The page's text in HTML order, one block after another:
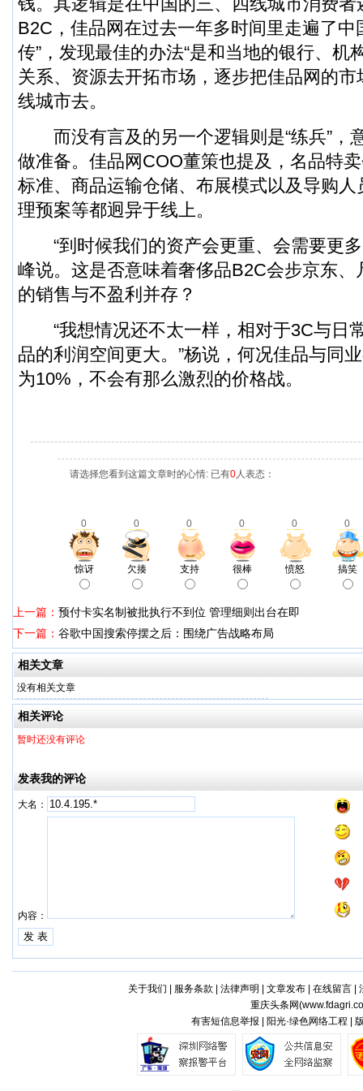
B2C，佳品网在过去一年多时间里走遍了中
传”，发现最佳的办法“是和当地的银行、机
关系、资源去开拓市场，逐步把佳品网的
线城市去。
而没有言及的另一个逻辑则是“练兵”，
做准备。佳品网COO董策也提及，名品特
标准、商品运输仓储、布展模式以及导购
理预案等都迥异于线上。
“到时候我们的资产会更重、会需要更多
峰说。这是否意味着奢侈品B2C会步京东、
的销售与不盈利并存？
“我想情况还不太一样，相对于3C与日
品的利润空间更大。”杨说，何况佳品与同
为10%，不会有那么激烈的价格战。
请选择您看到这篇文章时的心情: 已有0人表态：
0 0 0 0 0 0
惊讶 欠揍 支持 很棒 愤怒 搞笑
上一篇： 预付卡实名制被批执行不到位 管理细则出台在即
下一篇： 谷歌中国搜索停摆之后：围绕广告战略布局
相关文章
没有相关文章
相关评论
暂时还没有评论
发表我的评论
大名：
内容：
关于我们 服务条款 法律声明 文章发布| 在线留言|
重庆头条网(
有害短信息举报 | 阳光·绿色网络工程 |